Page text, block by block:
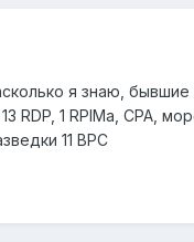
я знаю,
RDP, 1 RPIMa, CPA,
11 BPC